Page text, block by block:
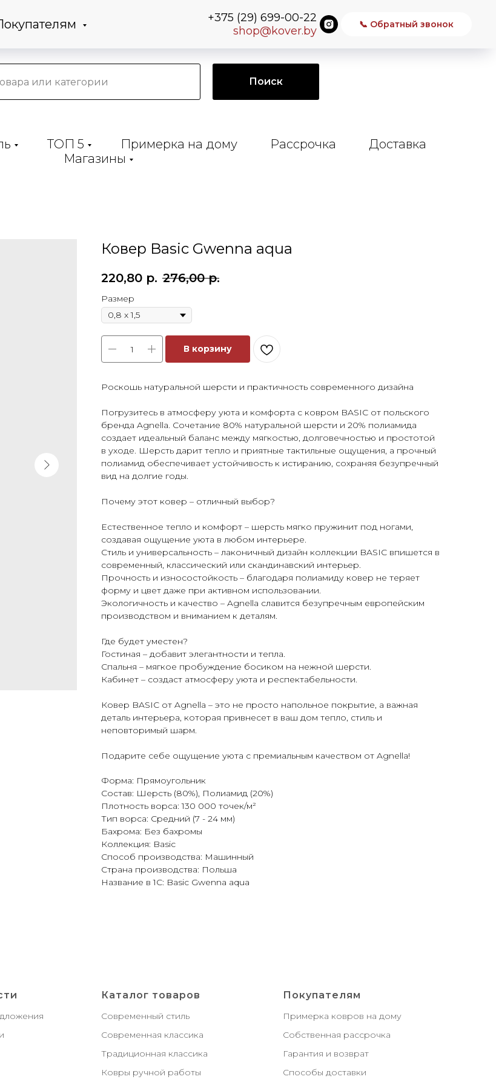
+375 (29) 699-00-22
shop@kover.by
📞 Обратный звонок
Поиск
ТОП 5 Примерка на дому Рассрочка
Доставка
Магазины
Ковер Basic Gwenna aqua
220,80 р. 276,00 р.
Размер
В корзину
Роскошь натуральной шерсти и практичность современного дизайна
Погрузитесь в атмосферу уюта и комфорта с ковром BASIC от польского
бренда Agnella. Сочетание 80% натуральной шерсти и 20% полиамида
создает идеальный баланс между мягкостью, долговечностью и простотой
в уходе. Шерсть дарит тепло и приятные тактильные ощущения, а прочный
полиамид обеспечивает устойчивость к истиранию, сохраняя безупречный
вид на долгие годы.
Почему этот ковер – отличный выбор?
Естественное тепло и комфорт – шерсть мягко пружинит под ногами,
создавая ощущение уюта в любом интерьере.
Стиль и универсальность – лаконичный дизайн коллекции BASIC впишется в
современный, классический или скандинавский интерьер.
Прочность и износостойкость – благодаря полиамиду ковер не теряет
форму и цвет даже при активном использовании.
Экологичность и качество – Agnella славится безупречным европейским
производством и вниманием к деталям.
Где будет уместен?
Гостиная – добавит элегантности и тепла.
Спальня – мягкое пробуждение босиком на нежной шерсти.
Кабинет – создаст атмосферу уюта и респектабельности.
Ковер BASIC от Agnella – это не просто напольное покрытие, а важная
деталь интерьера, которая привнесет в ваш дом тепло, стиль и
неповторимый шарм.
Подарите себе ощущение уюта с премиальным качеством от Agnella!
Форма: Прямоугольник
Состав: Шерсть (80%), Полиамид (20%)
Плотность ворса: 130 000 точек/м²
Тип ворса: Средний (7 - 24 мм)
Бахрома: Без бахромы
Коллекция: Basic
Способ производства: Машинный
Страна производства: Польша
Название в 1С: Basic Gwenna aqua
Каталог товаров
Современный стиль
Современная классика
Традиционная классика
Ковры ручной работы
Покупателям
Примерка ковров на дому
Собственная рассрочка
Гарантия и возврат
Способы доставки